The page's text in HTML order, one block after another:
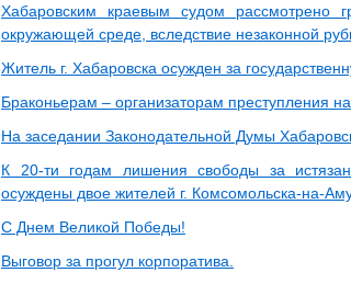
Хабаровским краевым судом рассмотрено
окружающей среде, вследствие незаконной
Житель г. Хабаровска осужден за
Браконьерам – организаторам преступления
На заседании Законодательной Думы
К 20-ти годам лишения свободы за
осуждены двое жителей г. Комсомольска-на-
С Днем Великой Победы!
Выговор за прогул корпоратива.